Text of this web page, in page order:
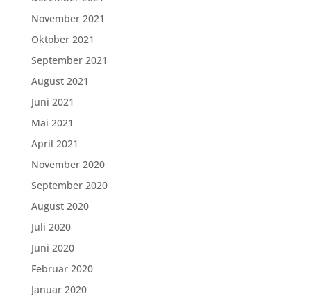
November 2021
Oktober 2021
September 2021
August 2021
Juni 2021
Mai 2021
April 2021
November 2020
September 2020
August 2020
Juli 2020
Juni 2020
Februar 2020
Januar 2020